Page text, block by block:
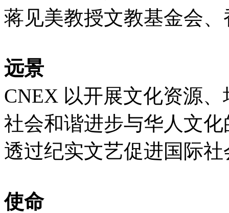
蒋见美教授文教基金会
远景
CNEX 以开展文化资源
社会和谐进步与华人文
透过纪实文艺促进国际
使命